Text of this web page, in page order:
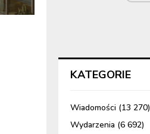
KATEGORIE
Wiadomości (13 270)
Wydarzenia (6 692)